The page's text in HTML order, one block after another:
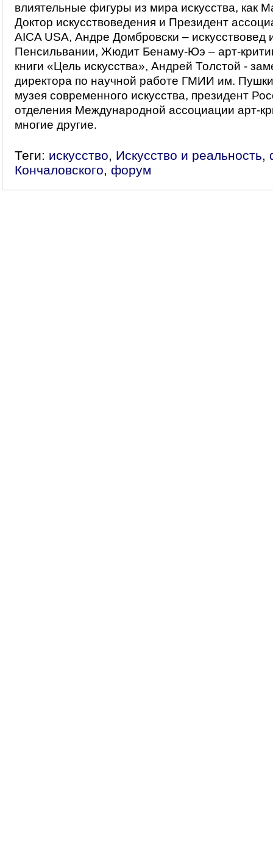
влиятельные фигуры из мира искусства, как
Доктор искусствоведения и Президент
AICA USA, Андре Домбровски – искусствовед
Пенсильвании, Жюдит Бeнaму-Юэ – арт-
книги «Цель искусства», Андрей Толстой -
директора по научной работе ГМИИ им.
музея современного искусства, президент
отделения Международной ассоциации арт-
многие другие.
Теги: искусство, Искусство и реальность,
Кончаловского, форум